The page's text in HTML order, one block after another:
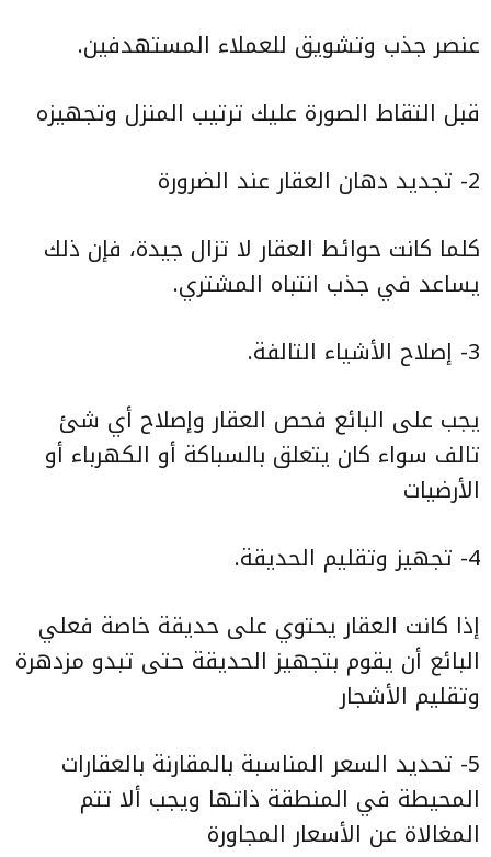
عنصر جذب وتشويق للعملاء المستهدفين.
قبل التقاط الصورة عليك ترتيب المنزل وتجهيزه
2- تجديد دهان العقار عند الضرورة
كلما كانت حوائط العقار لا تزال جيدة، فإن ذلك
يساعد في جذب انتباه المشتري.
3- إصلاح الأشياء التالفة.
يجب على البائع فحص العقار وإصلاح أي شئ
تالف سواء كان يتعلق بالسباكة أو الكهرباء أو
الأرضيات
4- تجهيز وتقليم الحديقة.
إذا كانت العقار يحتوي على حديقة خاصة فعلي
البائع أن يقوم بتجهيز الحديقة حتى تبدو مزدهرة
وتقليم الأشجار
5- تحديد السعر المناسبة بالمقارنة بالعقارات
المحيطة في المنطقة ذاتها ويجب ألا تتم
المغالاة عن الأسعار المجاورة